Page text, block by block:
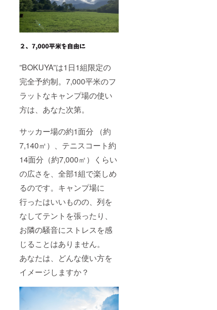
”BOKUYA”は1日1組限定の
完全予約制。7,000平米のフ
ラットなキャンプ場の使い
方は、あなた次第。
サッカー場の約1面分 （約
7,140㎡）、テニスコート約
14面分（約7,000㎡）くらい
の広さを、全部1組で楽しめ
るのです。キャンプ場に
行ったはいいものの、列を
なしてテントを張ったり、
お隣の騒音にストレスを感
じることはありません。
あなたは、どんな使い方を
イメージしますか？